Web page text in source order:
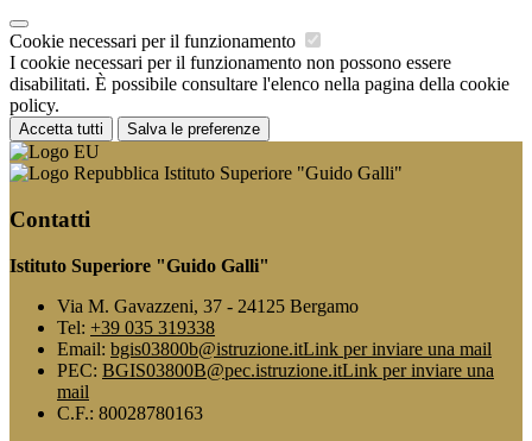
Cookie necessari per il funzionamento
I cookie necessari per il funzionamento non possono essere
disabilitati. È possibile consultare l'elenco nella pagina della cookie
policy.
Accetta tutti Salva le preferenze
Istituto Superiore "Guido Galli"
Contatti
Istituto Superiore "Guido Galli"
Via M. Gavazzeni, 37 - 24125 Bergamo
Tel: +39 035 319338
Email: bgis03800b@istruzione.itLink per inviare una mail
PEC: BGIS03800B@pec.istruzione.itLink per inviare una
mail
C.F.: 80028780163